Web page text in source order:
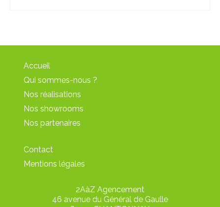
Accueil
Qui sommes-nous ?
Nos réalisations
Nos showrooms
Nos partenaires
Contact
Mentions légales
2AàZ Agencement
46 avenue du Général de Gaulle